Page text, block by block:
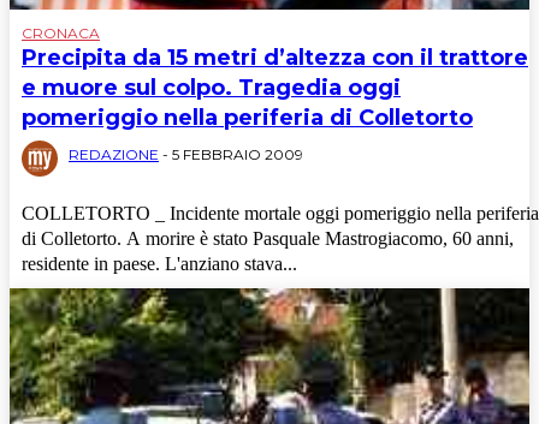
CRONACA
Precipita da 15 metri d’altezza con il trattore
e muore sul colpo. Tragedia oggi
pomeriggio nella periferia di Colletorto
REDAZIONE - 5 FEBBRAIO 2009
COLLETORTO _ Incidente mortale oggi pomeriggio nella periferia
di Colletorto. A morire è stato Pasquale Mastrogiacomo, 60 anni,
residente in paese. L'anziano stava...